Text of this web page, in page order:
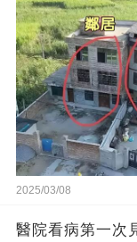
2025/03/08
醫院看病第一次